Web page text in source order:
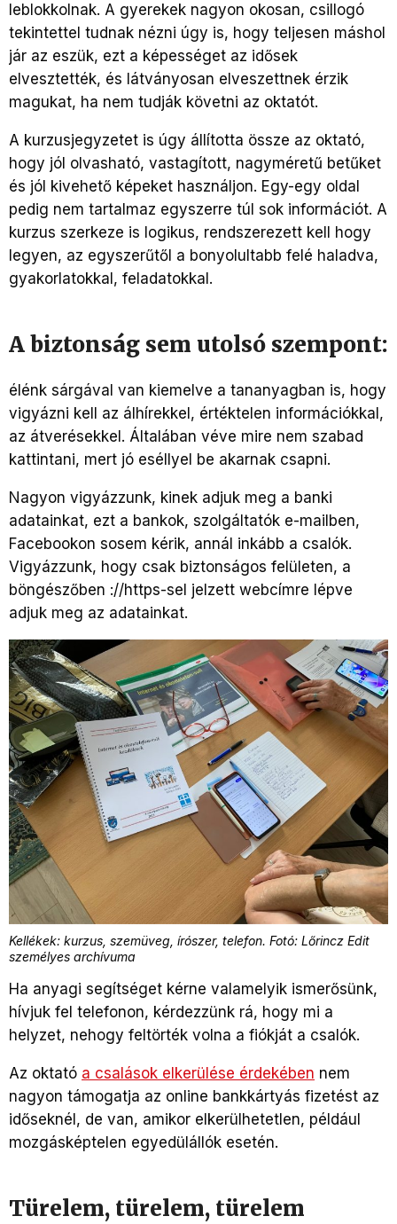
leblokkolnak. A gyerekek nagyon okosan, csillogó
tekintettel tudnak nézni úgy is, hogy teljesen máshol
jár az eszük, ezt a képességet az idősek
elvesztették, és látványosan elveszettnek érzik
magukat, ha nem tudják követni az oktatót.
A kurzusjegyzetet is úgy állította össze az oktató,
hogy jól olvasható, vastagított, nagyméretű betűket
és jól kivehető képeket használjon. Egy-egy oldal
pedig nem tartalmaz egyszerre túl sok információt. A
kurzus szerkeze is logikus, rendszerezett kell hogy
legyen, az egyszerűtől a bonyolultabb felé haladva,
gyakorlatokkal, feladatokkal.
A biztonság sem utolsó szempont:
élénk sárgával van kiemelve a tananyagban is, hogy
vigyázni kell az álhírekkel, értéktelen információkkal,
az átverésekkel. Általában véve mire nem szabad
kattintani, mert jó eséllyel be akarnak csapni.
Nagyon vigyázzunk, kinek adjuk meg a banki
adatainkat, ezt a bankok, szolgáltatók e-mailben,
Facebookon sosem kérik, annál inkább a csalók.
Vigyázzunk, hogy csak biztonságos felületen, a
böngészőben ://https-sel jelzett webcímre lépve
adjuk meg az adatainkat.
Kellékek: kurzus, szemüveg, írószer, telefon. Fotó: Lőrincz Edit
személyes archívuma
Ha anyagi segítséget kérne valamelyik ismerősünk,
hívjuk fel telefonon, kérdezzünk rá, hogy mi a
helyzet, nehogy feltörték volna a fiókját a csalók.
Az oktató a csalások elkerülése érdekében nem
nagyon támogatja az online bankkártyás fizetést az
időseknél, de van, amikor elkerülhetetlen, például
mozgásképtelen egyedülállók esetén.
Türelem, türelem, türelem